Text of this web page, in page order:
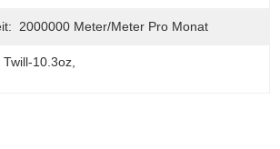
2000000 Meter/Meter Pro Monat
10.3oz,